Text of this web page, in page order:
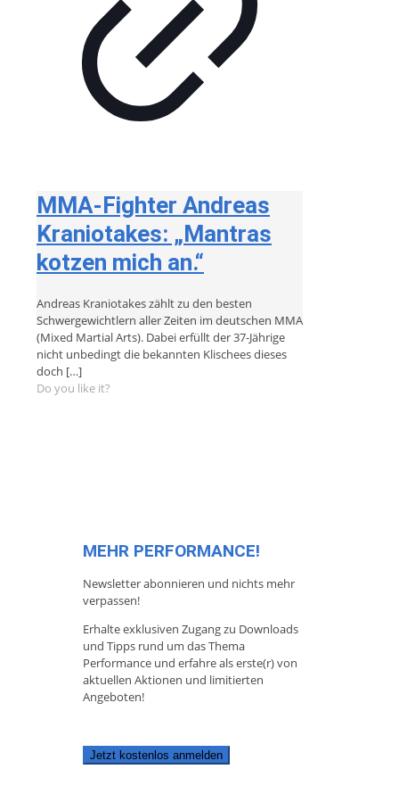
MMA-Fighter Andreas
Kraniotakes: „Mantras
kotzen mich an.“
Andreas Kraniotakes zählt zu den besten
Schwergewichtlern aller Zeiten im deutschen MMA
(Mixed Martial Arts). Dabei erfüllt der 37-Jährige
nicht unbedingt die bekannten Klischees dieses
doch […]
Do you like it?
MEHR PERFORMANCE!
Newsletter abonnieren und nichts mehr
verpassen!
Erhalte exklusiven Zugang zu Downloads
und Tipps rund um das Thema
Performance und erfahre als erste(r) von
aktuellen Aktionen und limitierten
Angeboten!
Jetzt kostenlos anmelden